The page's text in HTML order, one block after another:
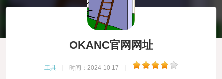
OKANC官网网址
工具 时间：2024-10-17